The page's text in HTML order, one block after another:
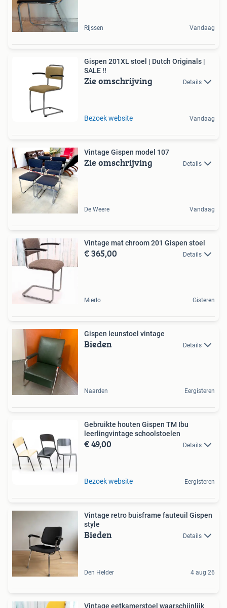
Rijssen Vandaag
Gispen 201XL stoel | Dutch Originals |
SALE !!
Zie omschrijving Details
Bezoek website Vandaag
Vintage Gispen model 107
Zie omschrijving Details
De Weere Vandaag
Vintage mat chroom 201 Gispen stoel
€ 365,00 Details
Mierlo Gisteren
Gispen leunstoel vintage
Bieden Details
Naarden Eergisteren
Gebruikte houten Gispen TM Ibu
leerlingvintage schoolstoelen
€ 49,00 Details
Bezoek website Eergisteren
Vintage retro buisframe fauteuil Gispen
style
Bieden Details
Den Helder 4 aug 26
Vintage eetkamerstoel waarschijnlijk